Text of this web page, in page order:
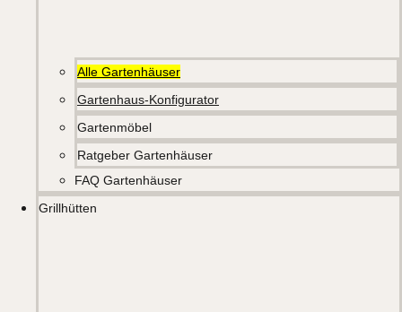
Alle Gartenhäuser
Gartenhaus-Konfigurator
Gartenmöbel
Ratgeber Gartenhäuser
FAQ Gartenhäuser
Grillhütten